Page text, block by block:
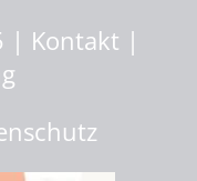
| Kontakt |